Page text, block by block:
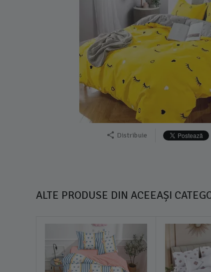
Distribuie
ALTE PRODUSE DIN ACEEAȘI